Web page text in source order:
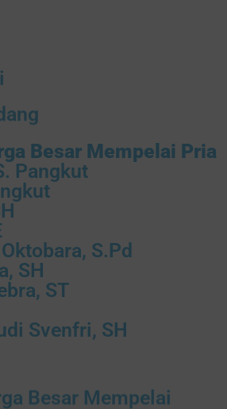
Besar Mempelai Pria
Pangkut
S.Pd
SH
ST
Svenfri, SH
Besar Mempelai